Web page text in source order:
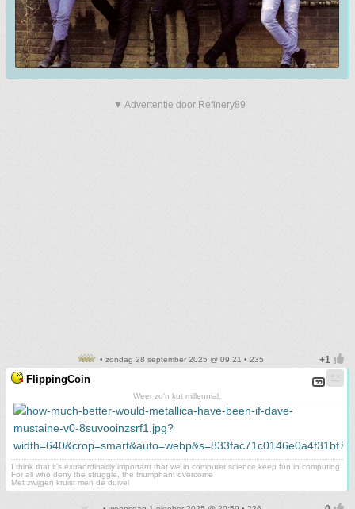
▼ Advertentie door Refinery89
• zondag 28 september 2025 @ 09:21 • 235
FlippingCoin
Weer zo'n kut millennial.
I think that it’s extraordinarily important that we in computer science keep fun in computing
For all who deny the struggle, the triumphant overcome
Met zwijgen kruist men de duivel